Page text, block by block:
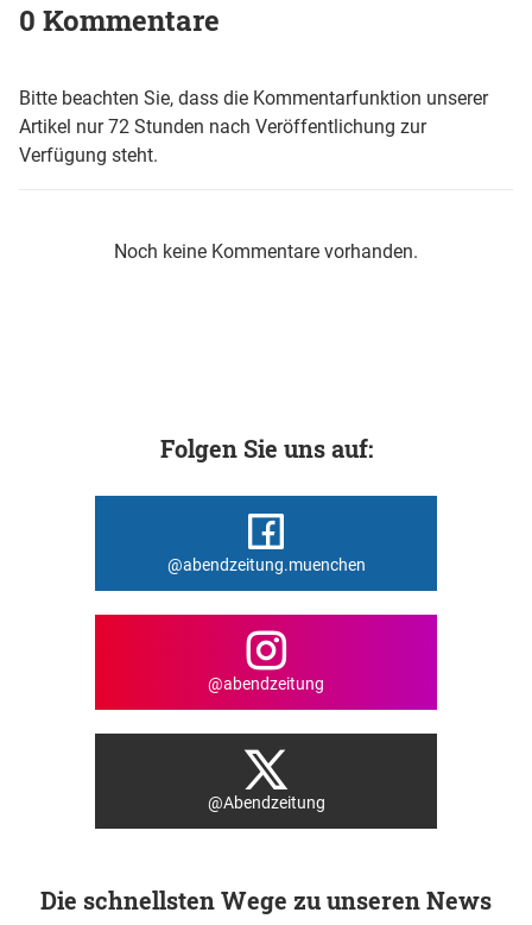
0 Kommentare
Bitte beachten Sie, dass die Kommentarfunktion unserer
Artikel nur 72 Stunden nach Veröffentlichung zur
Verfügung steht.
Noch keine Kommentare vorhanden.
Folgen Sie uns auf:
@abendzeitung.muenchen
@abendzeitung
@Abendzeitung
Die schnellsten Wege zu unseren News